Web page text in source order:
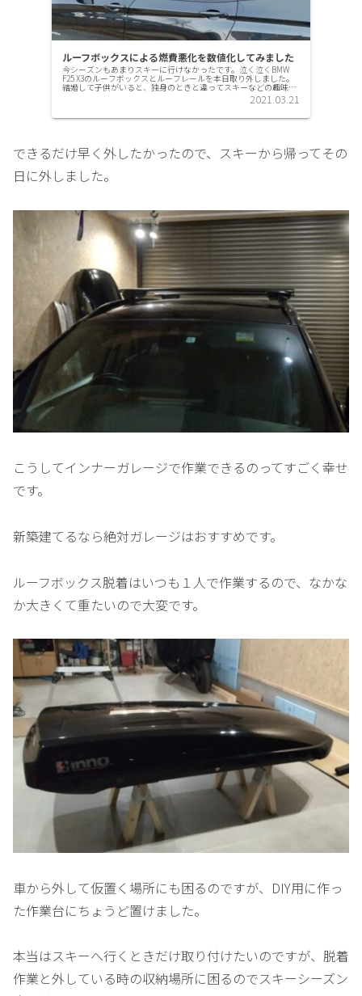
ルーフボックスによる燃費悪化を数値化してみました
今シーズンもあまりスキーに行けなかったです。泣く泣くBMW
F25 X3のルーフボックスとルーフレールを本日取り外しました。
結婚して子供がいると、独身のときと違ってスキーなどの趣味は
どうしても後回しにされてしまう悲しさがありますよね。一
2021.03.21
できるだけ早く外したかったので、スキーから帰ってその
日に外しました。
こうしてインナーガレージで作業できるのってすごく幸せ
です。
新築建てるなら絶対ガレージはおすすめです。
ルーフボックス脱着はいつも１人で作業するので、なかな
か大きくて重たいので大変です。
車から外して仮置く場所にも困るのですが、DIY用に作っ
た作業台にちょうど置けました。
本当はスキーへ行くときだけ取り付けたいのですが、脱着
作業と外している時の収納場所に困るのでスキーシーズン